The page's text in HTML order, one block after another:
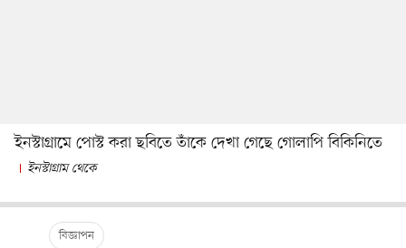
ইনস্টাগ্রামে পোস্ট করা ছবিতে তাঁকে দেখা গেছে গোলাপি বিকিনিতে
ইনস্টাগ্রাম থেকে